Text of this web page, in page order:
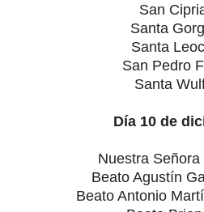
San
Santa
Santa
San Pedro
Santa
Día 10 de
Nuestra
Beato Agustín
Beato Antonio